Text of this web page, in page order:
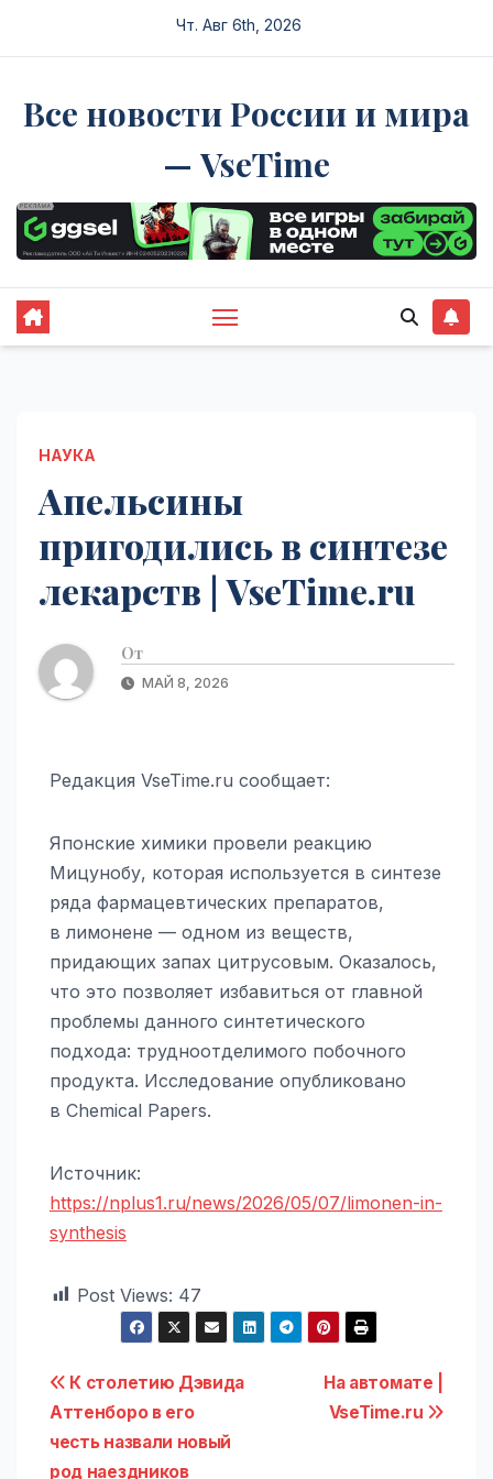
Чт. Авг 6th, 2026
Все новости России и мира
— VseTime
НАУКА
Апельсины
пригодились в синтезе
лекарств | VseTime.ru
От
МАЙ 8, 2026
Редакция VseTime.ru сообщает:
Японские химики провели реакцию
Мицунобу, которая используется в синтезе
ряда фармацевтических препаратов,
в лимонене — одном из веществ,
придающих запах цитрусовым. Оказалось,
что это позволяет избавиться от главной
проблемы данного синтетического
подхода: трудноотделимого побочного
продукта. Исследование опубликовано
в Chemical Papers.
Источник:
https://nplus1.ru/news/2026/05/07/limonen-in-
synthesis
Post Views: 47
Навигация
по
На автомате |
VseTime.ru
К столетию Дэвида
Аттенборо в его
честь назвали новый
род наездников